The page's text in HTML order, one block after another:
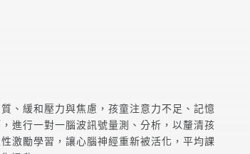
、緩和壓力與焦慮，孩童注意力不足、記憶
進行一對一腦波訊號量測、分析，以釐清孩
激勵學習，讓心腦神經重新被活化，平均課